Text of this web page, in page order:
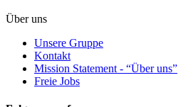
Über uns
Unsere Gruppe
Kontakt
Mission Statement - “Über uns”
Freie Jobs